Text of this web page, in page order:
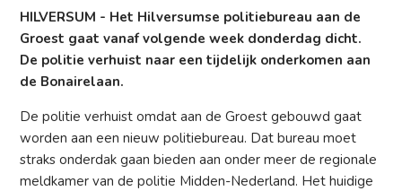
HILVERSUM - Het Hilversumse politiebureau aan de
Groest gaat vanaf volgende week donderdag dicht.
De politie verhuist naar een tijdelijk onderkomen aan
de Bonairelaan.
De politie verhuist omdat aan de Groest gebouwd gaat
worden aan een nieuw politiebureau. Dat bureau moet
straks onderdak gaan bieden aan onder meer de regionale
meldkamer van de politie Midden-Nederland. Het huidige